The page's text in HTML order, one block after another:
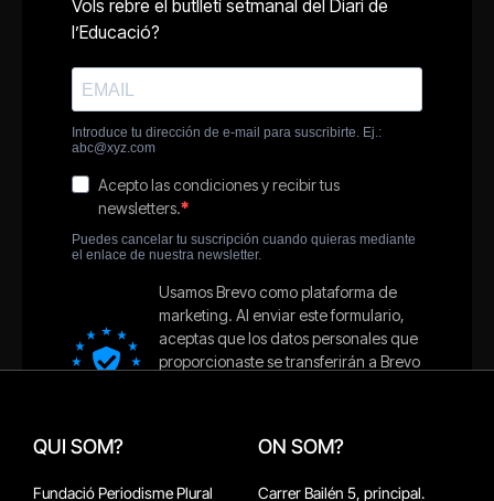
QUI SOM?
Fundació Periodisme Plural
ON SOM?
Carrer Bailén 5, principal.